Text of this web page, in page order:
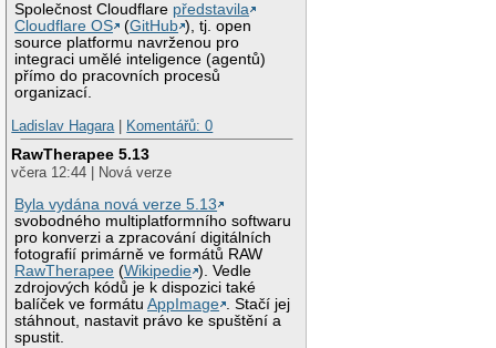
Společnost Cloudflare představila
Cloudflare OS
(GitHub ), tj. open
source platformu navrženou pro
integraci umělé inteligence (agentů)
přímo do pracovních procesů
organizací.
Ladislav Hagara
Komentářů: 0
RawTherapee 5.13
včera 12:44 | Nová verze
Byla vydána nová verze 5.13
svobodného multiplatformního softwaru
pro konverzi a zpracování digitálních
fotografií primárně ve formátů RAW
RawTherapee (Wikipedie ). Vedle
zdrojových kódů je k dispozici také
balíček ve formátuAppImage . Stačí jej
stáhnout, nastavit právo ke spuštění a
spustit.